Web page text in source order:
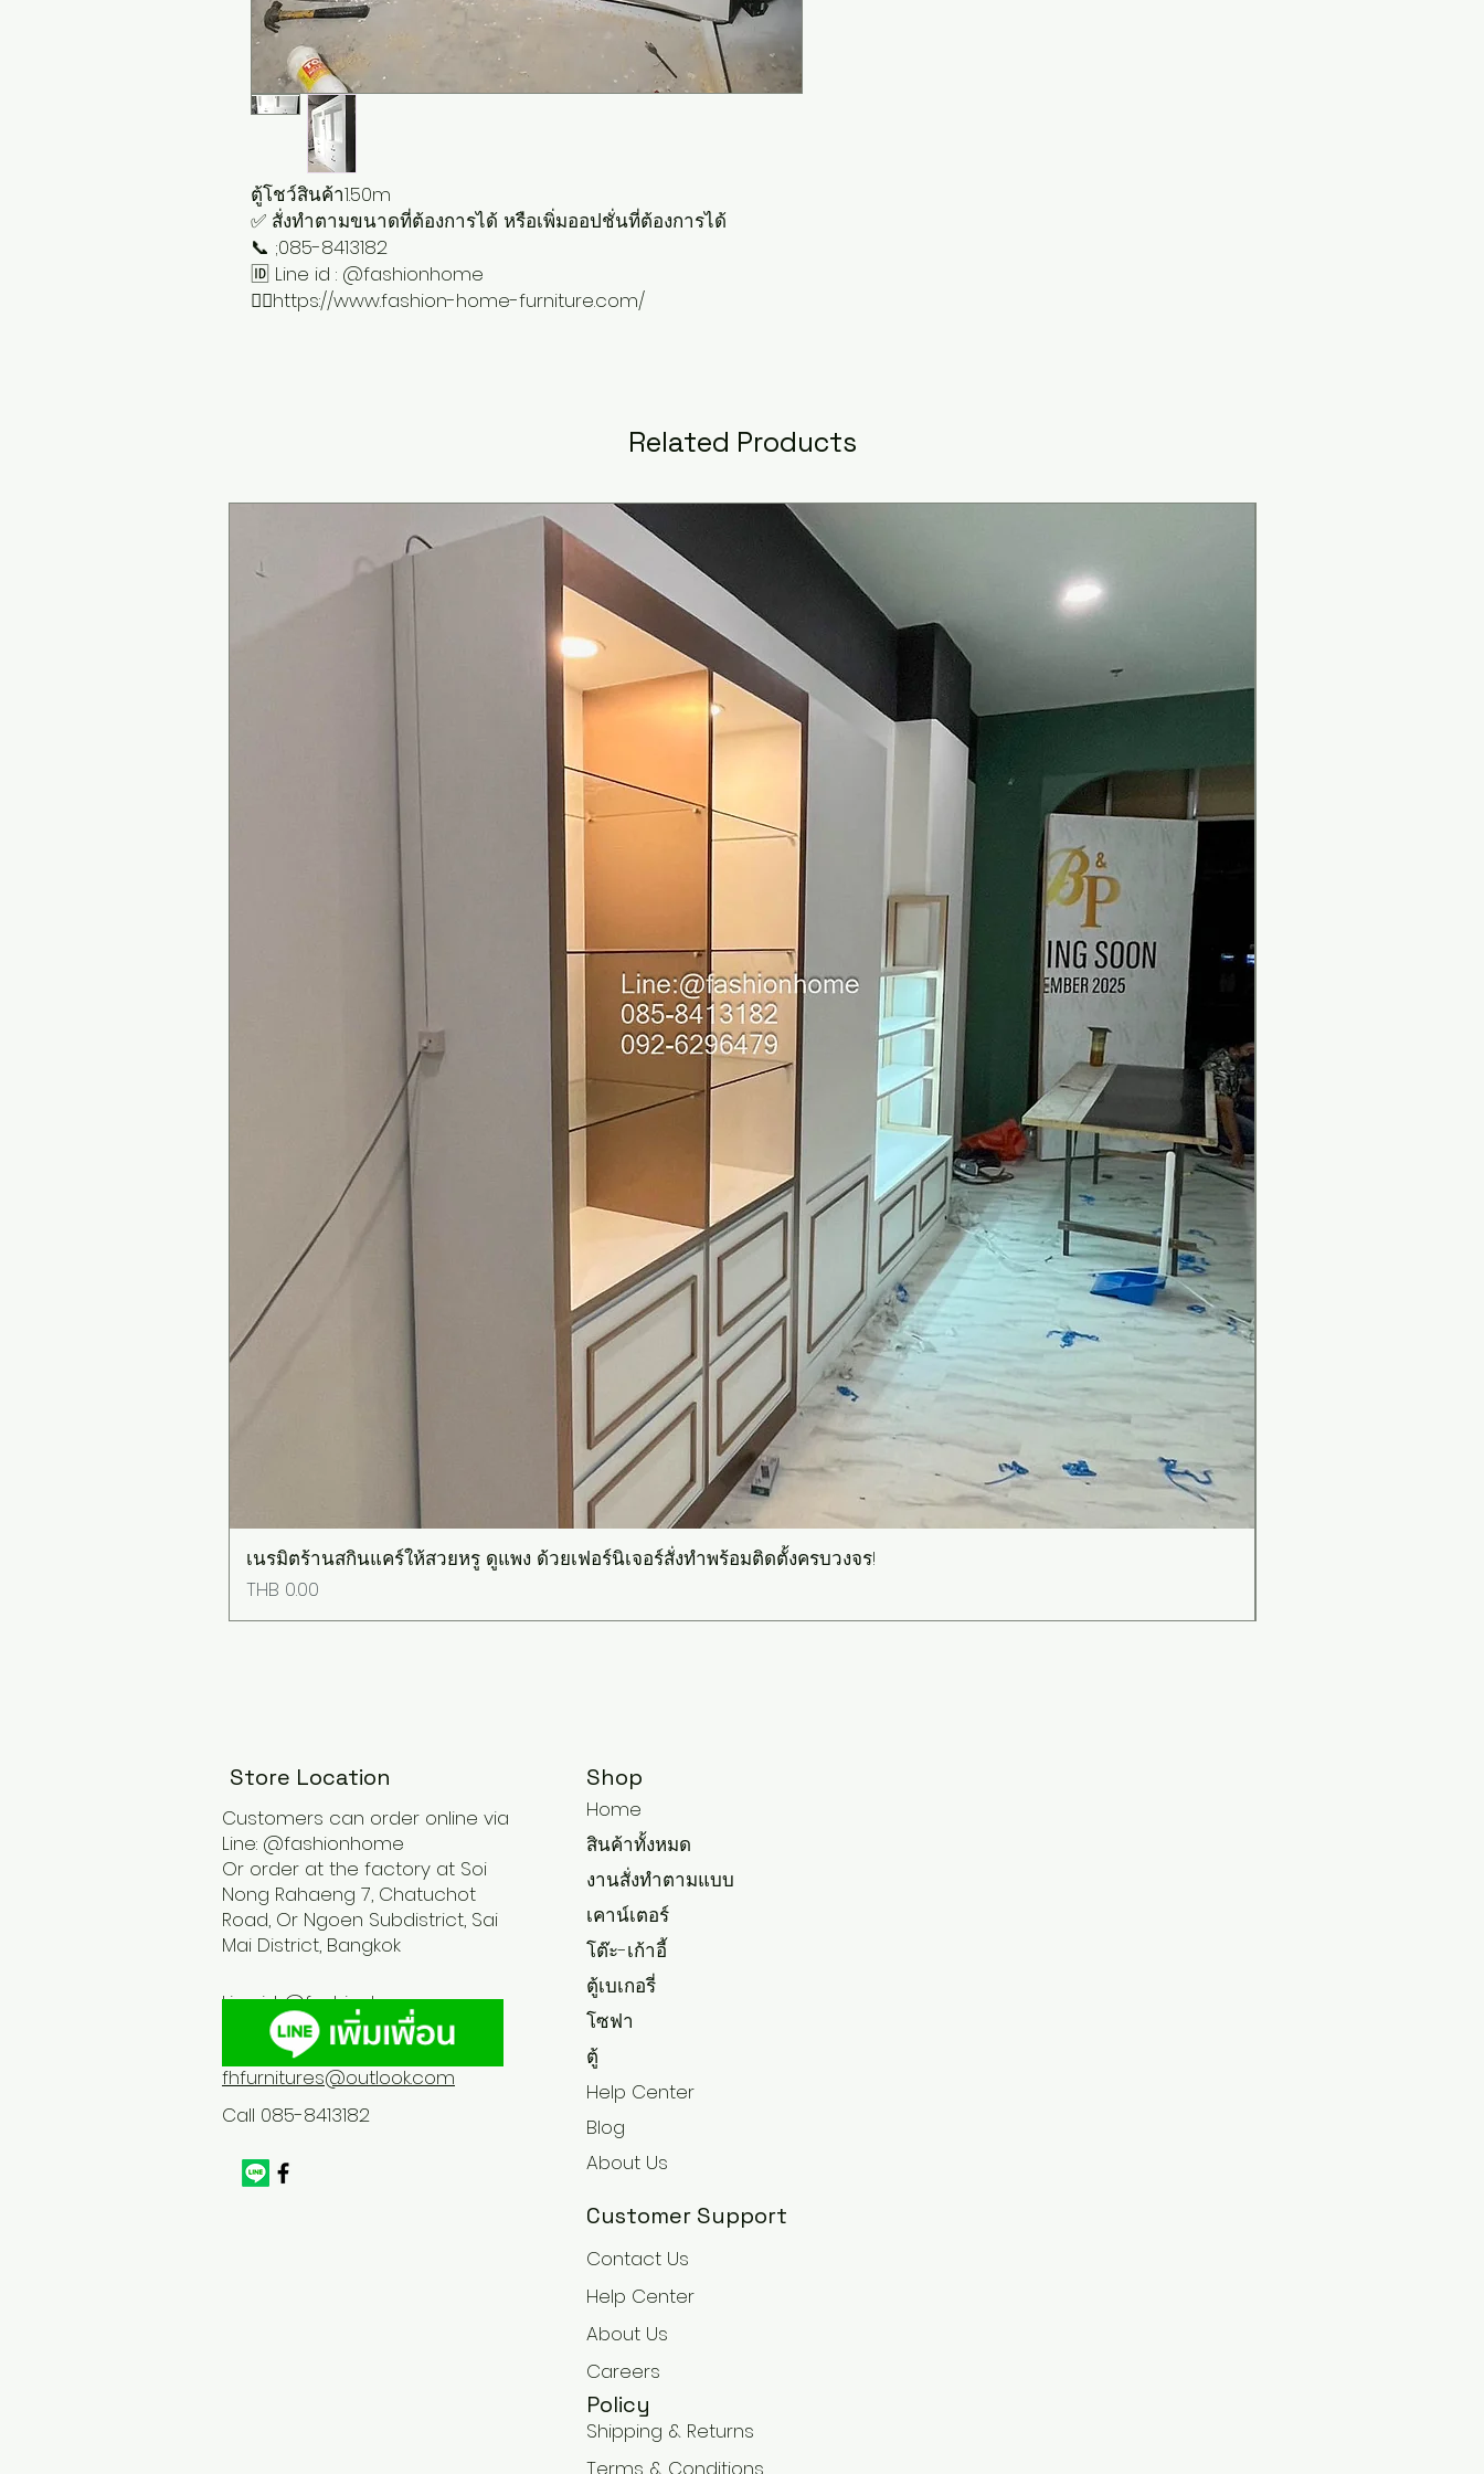
ตู้โชว์สินค้า​1.50​m
✅ สั่งทำตามขนาดที่ต้องการได้ หรือเพิ่มออปชั่นที่ต้องการได้
📞 ;085-8413182
🆔 Line id : @fashionhome
👉🏻https://www.fashion-home-furniture.com/
Related Products
เนรมิตร้านสกินแคร์ให้สวยหรู ดูแพง ด้วยเฟอร์นิเจอร์สั่งทำพร้อมติดตั้งครบวงจร!
Price
THB 0.00
Store Location
Customers can order online via
Line: @fashionhome
Or order at the factory at Soi
Nong Rahaeng 7, Chatuchot
Road, Or Ngoen Subdistrict, Sai
Mai District, Bangkok
Line id :@fashionhome
fhfurnitures@outlook.com
Call 085-8413182
Shop
Home
สินค้าทั้งหมด
งานสั่งทำตามแบบ
เคาน์เตอร์
โต๊ะ-เก้าอี้
ตู้เบเกอรี่
โซฟา
ตู้
Help Center
Blog
About Us
Customer Support
Contact Us
Help Center
About Us
Careers
Policy
Shipping & Returns
Terms & Conditions